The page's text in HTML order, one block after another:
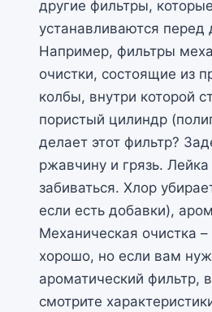
другие фильтры, которые
устанавливаются перед
Например, фильтры
очистки, состоящие из
колбы, внутри которой
пористый цилиндр
делает этот фильтр?
ржавчину и грязь. Лейка
забиваться. Хлор
если есть добавки),
Механическая очистка
хорошо, но если вам
ароматический фильтр,
смотрите